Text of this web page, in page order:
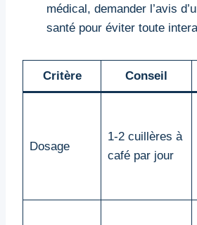
médical, demander l’avis
santé pour éviter toute
Critère Conseil
Dosage
1-2 cuillères à
café par jour